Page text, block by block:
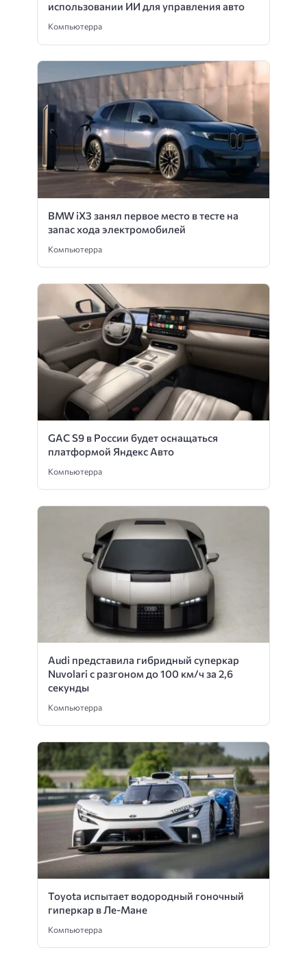
использовании ИИ для управления авто
Компьютерра
BMW iX3 занял первое место в тесте на
запас хода электромобилей
Компьютерра
GAC S9 в России будет оснащаться
платформой Яндекс Авто
Компьютерра
Audi представила гибридный суперкар
Nuvolari с разгоном до 100 км/ч за 2,6
секунды
Компьютерра
Toyota испытает водородный гоночный
гиперкар в Ле-Мане
Компьютерра